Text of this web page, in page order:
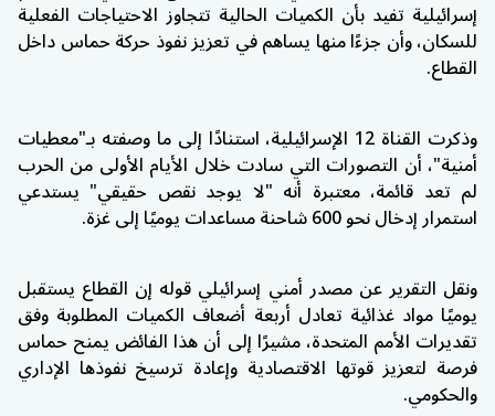
إسرائيلية تفيد بأن الكميات الحالية تتجاوز الاحتياجات الفعلية
للسكان، وأن جزءًا منها يساهم في تعزيز نفوذ حركة حماس داخل
القطاع.
وذكرت القناة 12 الإسرائيلية، استنادًا إلى ما وصفته بـ"معطيات
أمنية"، أن التصورات التي سادت خلال الأيام الأولى من الحرب
لم تعد قائمة، معتبرة أنه "لا يوجد نقص حقيقي" يستدعي
استمرار إدخال نحو 600 شاحنة مساعدات يوميًا إلى غزة.
ونقل التقرير عن مصدر أمني إسرائيلي قوله إن القطاع يستقبل
يوميًا مواد غذائية تعادل أربعة أضعاف الكميات المطلوبة وفق
تقديرات الأمم المتحدة، مشيرًا إلى أن هذا الفائض يمنح حماس
فرصة لتعزيز قوتها الاقتصادية وإعادة ترسيخ نفوذها الإداري
والحكومي.